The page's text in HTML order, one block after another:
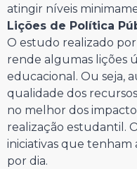
atingir níveis
Lições de Política
O estudo realizado
rende algumas lições
educacional. Ou seja,
qualidade dos
no melhor dos
realização estudantil.
iniciativas que tenham
por dia.